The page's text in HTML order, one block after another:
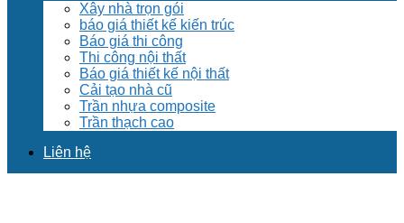
Xây nhà trọn gói
báo giá thiết kế kiến trúc
Báo giá thi công
Thi công nội thất
Báo giá thiết kế nội thất
Cải tạo nhà cũ
Trần nhựa composite
Trần thạch cao
Liên hệ